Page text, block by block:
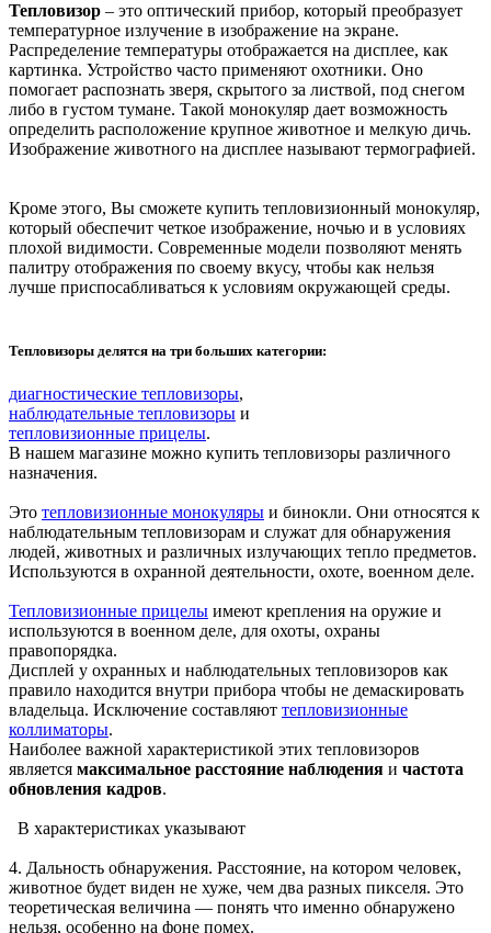
Тепловизор – это оптический прибор, который преобразует
температурное излучение в изображение на экране.
Распределение температуры отображается на дисплее, как
картинка. Устройство часто применяют охотники. Оно
помогает распознать зверя, скрытого за листвой, под снегом
либо в густом тумане. Такой монокуляр дает возможность
определить расположение крупное животное и мелкую дичь.
Изображение животного на дисплее называют термографией.
Кроме этого, Вы сможете купить тепловизионный монокуляр,
который обеспечит четкое изображение, ночью и в условиях
плохой видимости. Современные модели позволяют менять
палитру отображения по своему вкусу, чтобы как нельзя
лучше приспосабливаться к условиям окружающей среды.
Тепловизоры делятся на три больших категории:
диагностические тепловизоры,
наблюдательные тепловизоры и
тепловизионные прицелы.
В нашем магазине можно купить тепловизоры различного
назначения.
Это тепловизионные монокуляры и бинокли. Они относятся к
наблюдательным тепловизорам и служат для обнаружения
людей, животных и различных излучающих тепло предметов.
Используются в охранной деятельности, охоте, военном деле.
Тепловизионные прицелы имеют крепления на оружие и
используются в военном деле, для охоты, охраны
правопорядка.
Дисплей у охранных и наблюдательных тепловизоров как
правило находится внутри прибора чтобы не демаскировать
владельца. Исключение составляют тепловизионные
коллиматоры.
Наиболее важной характеристикой этих тепловизоров
является максимальное расстояние наблюдения и частота
обновления кадров.
В характеристиках указывают
4. Дальность обнаружения. Расстояние, на котором человек,
животное будет виден не хуже, чем два разных пикселя. Это
теоретическая величина — понять что именно обнаружено
нельзя, особенно на фоне помех.